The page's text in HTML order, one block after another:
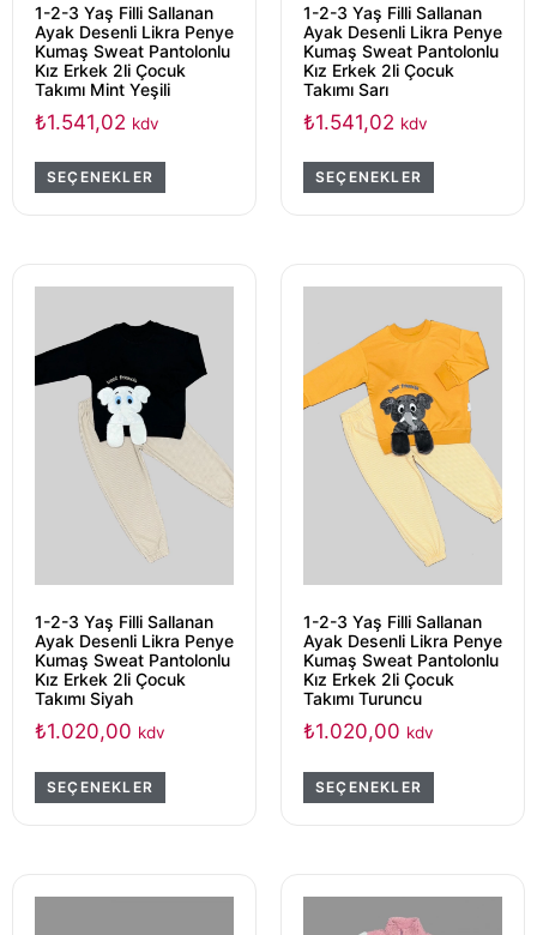
1-2-3 Yaş Filli Sallanan
Ayak Desenli Likra Penye
Kumaş Sweat Pantolonlu
Kız Erkek 2li Çocuk
Takımı Mint Yeşili
₺1.541,02 kdv
SEÇENEKLER
1-2-3 Yaş Filli Sallanan
Ayak Desenli Likra Penye
Kumaş Sweat Pantolonlu
Kız Erkek 2li Çocuk
Takımı Sarı
₺1.541,02 kdv
SEÇENEKLER
1-2-3 Yaş Filli Sallanan
Ayak Desenli Likra Penye
Kumaş Sweat Pantolonlu
Kız Erkek 2li Çocuk
Takımı Siyah
₺1.020,00 kdv
SEÇENEKLER
1-2-3 Yaş Filli Sallanan
Ayak Desenli Likra Penye
Kumaş Sweat Pantolonlu
Kız Erkek 2li Çocuk
Takımı Turuncu
₺1.020,00 kdv
SEÇENEKLER